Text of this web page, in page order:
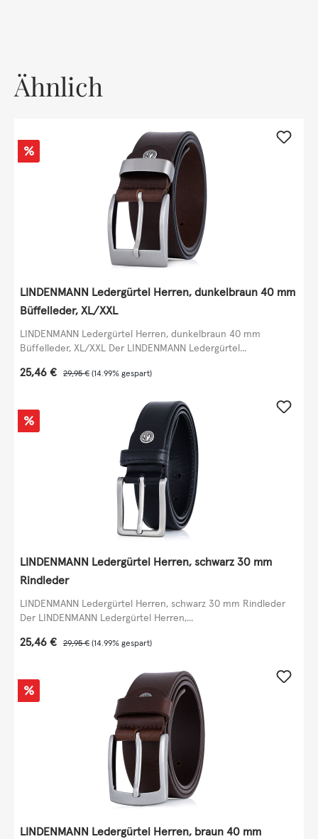
Ähnlich
Rabatt
%
LINDENMANN Ledergürtel Herren, dunkelbraun 40 mm
Büffelleder, XL/XXL
LINDENMANN Ledergürtel Herren, dunkelbraun 40 mm
Büffelleder, XL/XXL Der LINDENMANN Ledergürtel...
Verkaufspreis:
25,46 € Regulärer Preis:
29,95 € (14.99% gespart)
Rabatt
%
LINDENMANN Ledergürtel Herren, schwarz 30 mm
Rindleder
LINDENMANN Ledergürtel Herren, schwarz 30 mm Rindleder
Der LINDENMANN Ledergürtel Herren,...
Verkaufspreis:
25,46 € Regulärer Preis:
29,95 € (14.99% gespart)
Rabatt
%
LINDENMANN Ledergürtel Herren, braun 40 mm